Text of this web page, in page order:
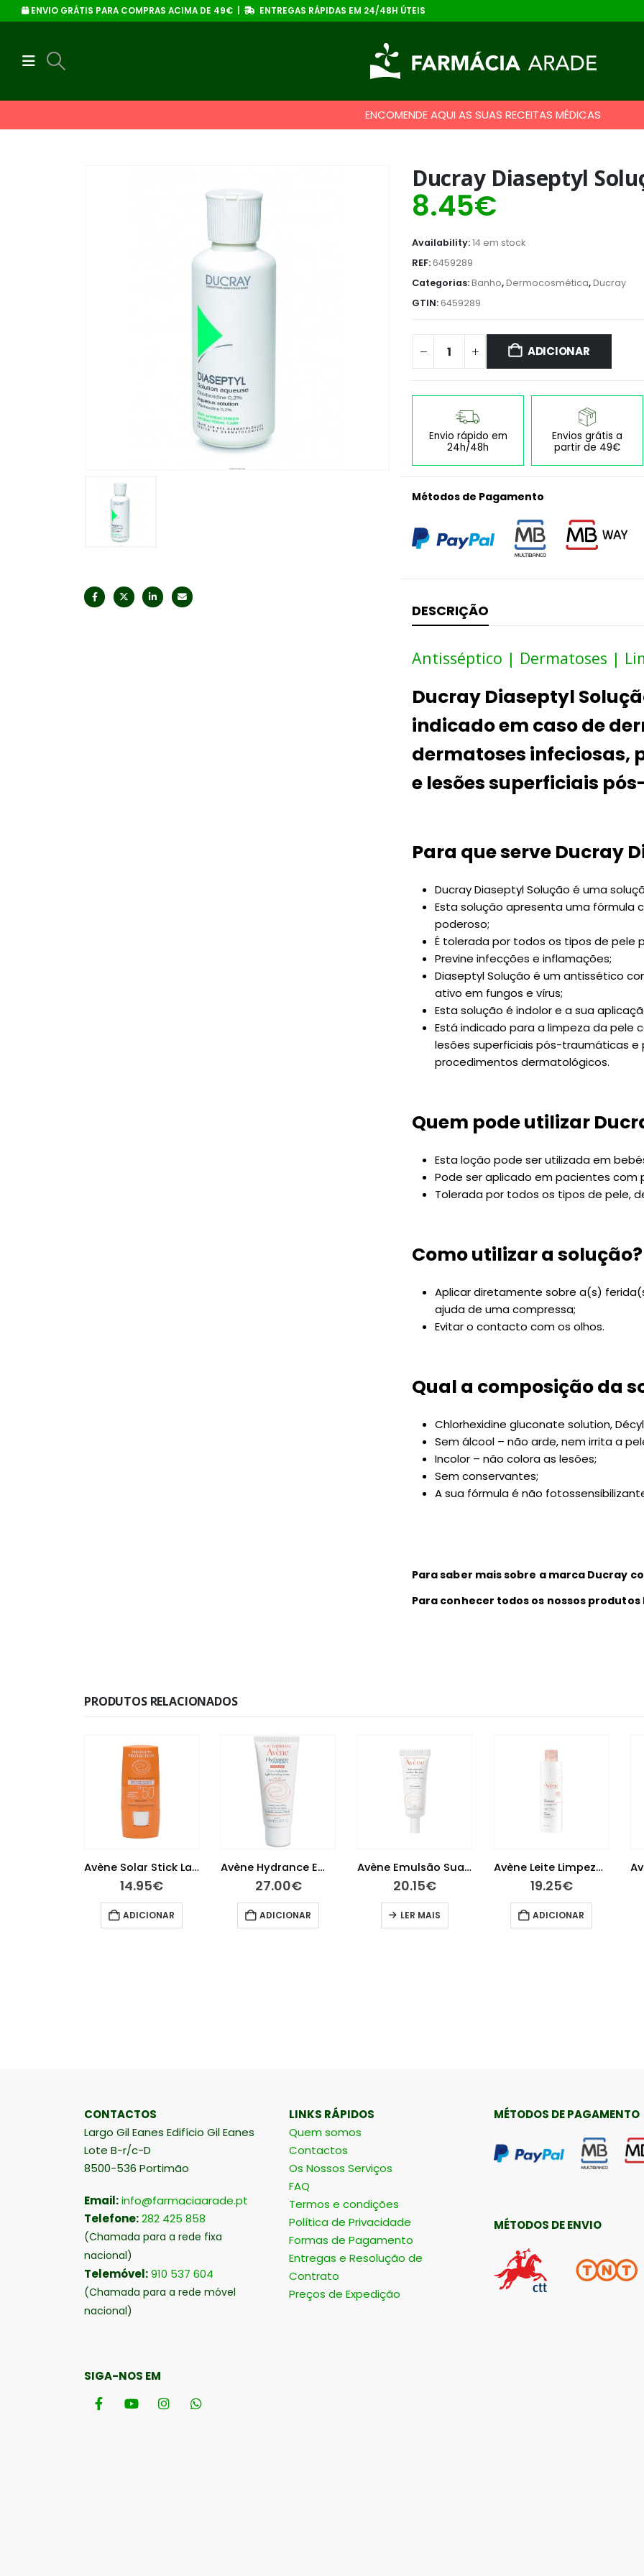
ENVIO GRÁTIS PARA COMPRAS ACIMA DE 49€ | ENTREGAS RÁPIDAS EM 24/48H ÚTEIS
ENCOMENDE AQUI AS SUAS RECEITAS MÉDICAS
Ducray Diaseptyl
8.45€
Availability:14 em stock
REF:6459289
Categorias:Banho,Dermocosmética,Ducray
GTIN:6459289
ADICIONAR
Envio rápido em
24h/48h
Envios grátis a
partir de 49€
Métodos de Pagamento
DESCRIÇÃO
Antisséptico | Dermatoses |
Ducray Diaseptyl
indicado em caso de
dermatoses infeciosas,
e lesões superficiais
Para que serve Ducray
Ducray Diaseptyl Solução é uma
Esta solução apresenta uma fórmula
poderoso;
É tolerada por todos os tipos de pele
Previne infecções e inflamações;
Diaseptyl Solução é um antissético
ativo em fungos e vírus;
Esta solução é indolor e a sua
Está indicado para a limpeza da pele
lesões superficiais pós-traumáticas e
procedimentos dermatológicos.
Quem pode utilizar
Esta loção pode ser utilizada em
Pode ser aplicado em pacientes com
Tolerada por todos os tipos de pele,
Como utilizar a solução?
Aplicar diretamente sobre a(s)
ajuda de uma compressa;
Evitar o contacto com os olhos.
Qual a composição da
Chlorhexidine gluconate solution,
Sem álcool – não arde, nem irrita a
Incolor – não colora as lesões;
Sem conservantes;
A sua fórmula é não
Para saber mais sobre a marca Ducray
Para conhecer todos os nossos produtos
PRODUTOS RELACIONADOS
Avène Hydrance Emulsão UV Suave 40 ml
27.00€
ADICIONAR
20.15€
LER MAIS
Avène Leite Limpeza 200 ml
19.25€
ADICIONAR
Avène Antirougeurs Emulsão 40 ml
24.05€
LER MAIS
CONTACTOS
Largo Gil Eanes Edifício Gil Eanes
Lote B-r/c-D
8500-536 Portimão
Email:info@farmaciaarade.pt
Telefone:282 425 858
(Chamada para a rede fixa
nacional)
Telemóvel:910 537 604
(Chamada para a rede móvel
nacional)
SIGA-NOS EM
LINKS RÁPIDOS
Quem somos
Contactos
Os Nossos Serviços
FAQ
Termos e condições
Política de Privacidade
Formas de Pagamento
Entregas e Resolução de
Contrato
Preços de Expedição
MÉTODOS DE PAGAMENTO
MÉTODOS DE ENVIO